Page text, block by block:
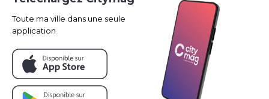
Toute ma ville dans une seule
application